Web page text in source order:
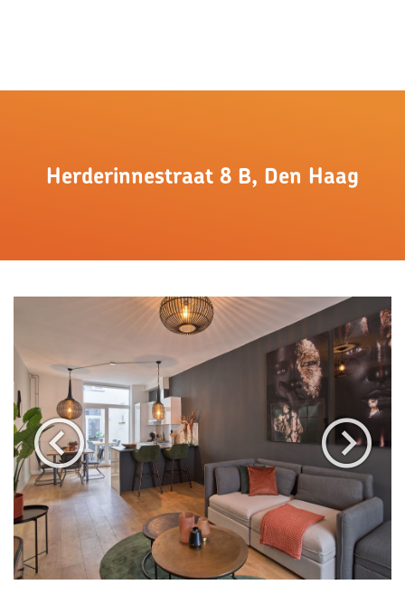
Herderinnestraat 8 B, Den Haag